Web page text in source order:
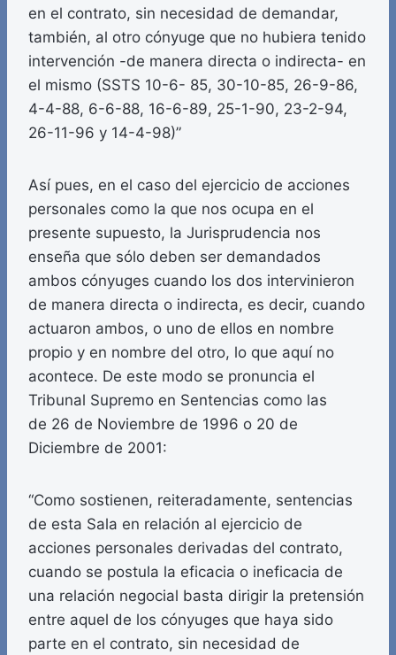
en el contrato, sin necesidad de demandar,
también, al otro cónyuge que no hubiera tenido
intervención -de manera directa o indirecta- en
el mismo (SSTS 10-6- 85, 30-10-85, 26-9-86,
4-4-88, 6-6-88, 16-6-89, 25-1-90, 23-2-94,
26-11-96 y 14-4-98)”
Así pues, en el caso del ejercicio de acciones
personales como la que nos ocupa en el
presente supuesto, la Jurisprudencia nos
enseña que sólo deben ser demandados
ambos cónyuges cuando los dos intervinieron
de manera directa o indirecta, es decir, cuando
actuaron ambos, o uno de ellos en nombre
propio y en nombre del otro, lo que aquí no
acontece. De este modo se pronuncia el
Tribunal Supremo en Sentencias como las
de 26 de Noviembre de 1996 o 20 de
Diciembre de 2001:
“Como sostienen, reiteradamente, sentencias
de esta Sala en relación al ejercicio de
acciones personales derivadas del contrato,
cuando se postula la eficacia o ineficacia de
una relación negocial basta dirigir la pretensión
entre aquel de los cónyuges que haya sido
parte en el contrato, sin necesidad de